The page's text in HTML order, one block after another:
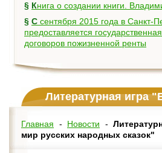
§
Книга о создании книги.
§ С сентября 2015 года в Санкт-Петербурге
предоставляется
договоров пожизненной ренты
Литературная игра "Волшебный мир
Главная - Новости -
мир русских народных сказок"